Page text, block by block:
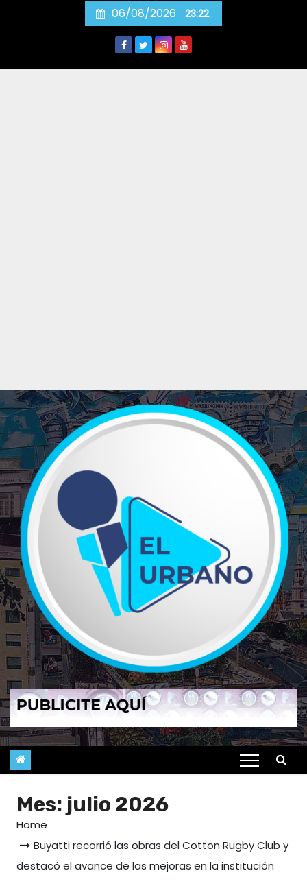
06/08/2026 23:22
Mes: julio 2026
Home
Buyatti recorrió las obras del Cotton Rugby Club y
destacó el avance de las mejoras en la institución